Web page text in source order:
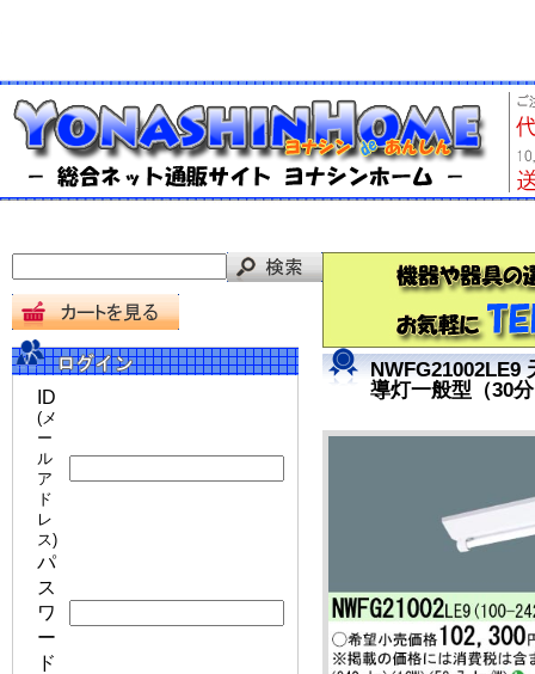
ID
(メ
ー
ル
ア
ド
レ
ス)
パ
ス
ワ
ー
ド
NWFG21002LE9
導灯一般型（30